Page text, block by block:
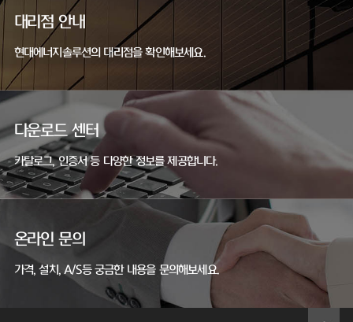
대리점 안내
현대에너지솔루션의 대리점을 확인해보세요.
다운로드 센터
카탈로그, 인증서 등 다양한 정보를 제공합니다.
온라인 문의
가격, 설치, A/S등 궁금한 내용을 문의해보세요.